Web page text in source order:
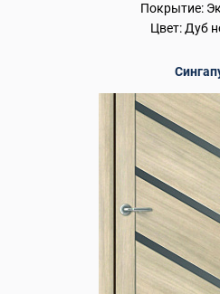
Покрытие:
Цвет: Дуб